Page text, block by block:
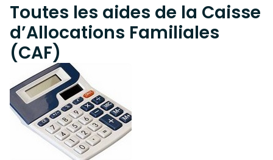
Toutes les aides de la Caisse
d’Allocations Familiales
(CAF)